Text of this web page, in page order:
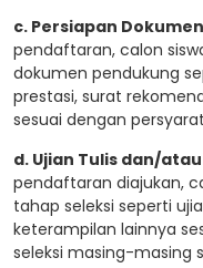
c. Persiapan
pendaftaran, calon
dokumen pendukung
prestasi, surat
sesuai dengan
d. Ujian Tulis dan/
pendaftaran diajukan,
tahap seleksi seperti
keterampilan lainnya
seleksi masing-masing